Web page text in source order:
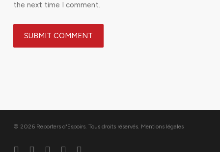
the next time I comment.
© 2026 Reporters d'Espoirs. Tous droits réservés. Mentions légales
twitter facebooklinkedinyoutubeflickr